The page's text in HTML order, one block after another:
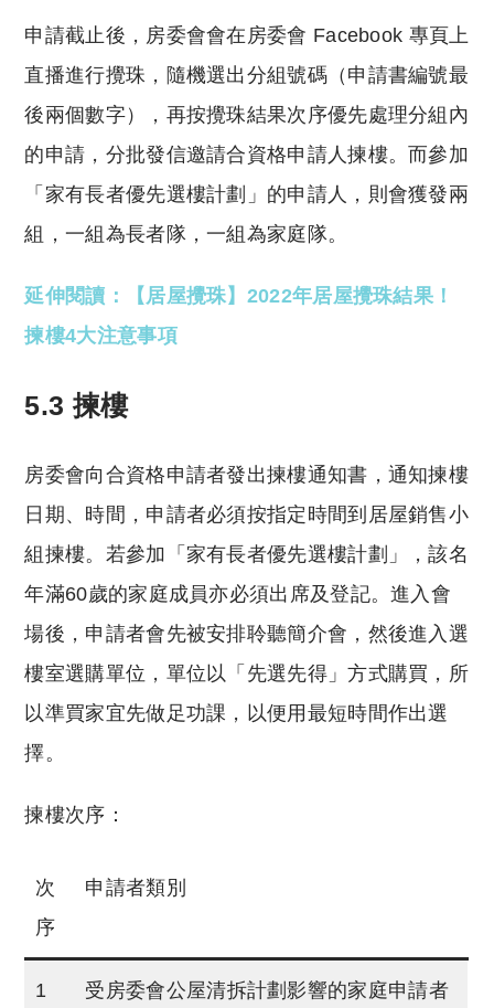
申請截止後，房委會會在房委會 Facebook 專頁上
直播進行攪珠，隨機選出分組號碼（申請書編號最
後兩個數字），再按攪珠結果次序優先處理分組內
的申請，分批發信邀請合資格申請人揀樓。而參加
「家有長者優先選樓計劃」的申請人，則會獲發兩
組，一組為長者隊，一組為家庭隊。
延伸閱讀：【居屋攪珠】2022年居屋攪珠結果！
揀樓4大注意事項
5.3 揀樓
房委會向合資格申請者發出揀樓通知書，通知揀樓
日期、時間，申請者必須按指定時間到居屋銷售小
組揀樓。若參加「家有長者優先選樓計劃」，該名
年滿60歲的家庭成員亦必須出席及登記。進入會
場後，申請者會先被安排聆聽簡介會，然後進入選
樓室選購單位，單位以「先選先得」方式購買，所
以準買家宜先做足功課，以便用最短時間作出選
擇。
揀樓次序：
次
序
申請者類別
1 受房委會公屋清拆計劃影響的家庭申請者